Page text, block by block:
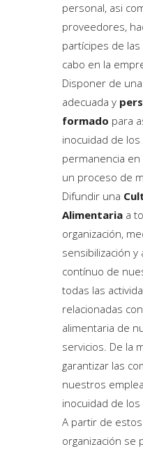
personal, asi
proveedores,
partícipes de
cabo en la
Disponer de una
adecuada y
formado para
inocuidad de
permanencia
un proceso de
Difundir una
Alimentaria a
organización,
sensibilización
contínuo de
todas las
relacionadas
alimentaria de
servicios. De la
garantizar las
nuestros
inocuidad de
A partir de
organización se